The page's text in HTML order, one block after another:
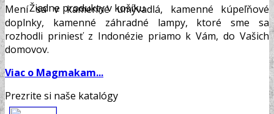
Žiadne produkty v košíku.
Mení sa v kamenné umývadlá, kamenné kúpeľňové
doplnky, kamenné záhradné lampy, ktoré sme sa
rozhodli priniesť z Indonézie priamo k Vám, do Vašich
domovov.
Viac o Magmakam...
Prezrite si naše katalógy